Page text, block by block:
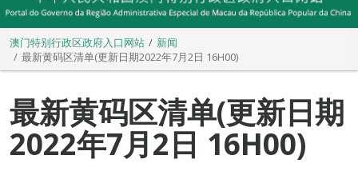
澳门特别行政区政府入口网站
新闻
最新黄码区清单(更新日期2022年7月2日 16H00)
最新黄码区清单(更新日期
2022年7月2日 16H00)